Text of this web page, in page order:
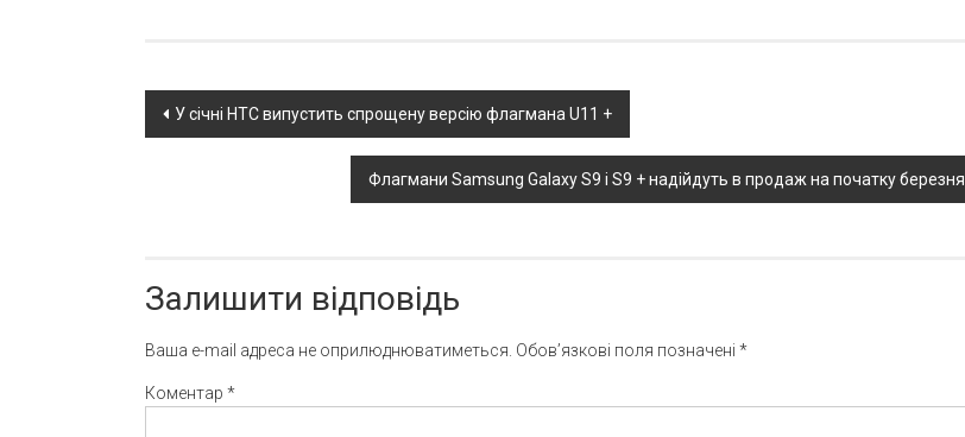
Post
У січні HTC випустить спрощену версію флагмана U11 +
Флагмани Samsung Galaxy S9 і S9 + надійдуть в продаж на початку березня
Залишити відповідь
Ваша e-mail адреса не оприлюднюватиметься. Обов’язкові поля позначені *
Коментар *